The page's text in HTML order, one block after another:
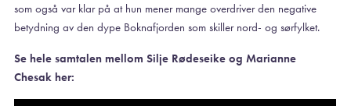
som også var klar på at hun mener mange overdriver den negative
betydning av den dype Boknafjorden som skiller nord- og sørfylket.
Se hele samtalen mellom Silje Rødeseike og Marianne
Chesak her: